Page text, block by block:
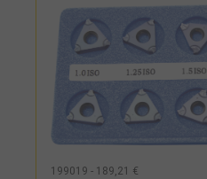
199019 - 189,21 €